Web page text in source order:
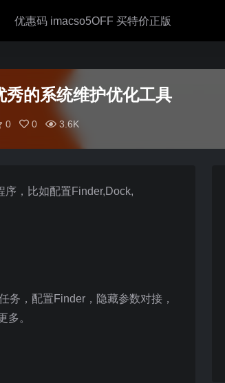
优惠码 imacso5OFF 买特价正版
的系统维护优化工具
0 0 3.6K
，比如配置Finder,Dock,
务，配置Finder，隐藏参数对接，
多。